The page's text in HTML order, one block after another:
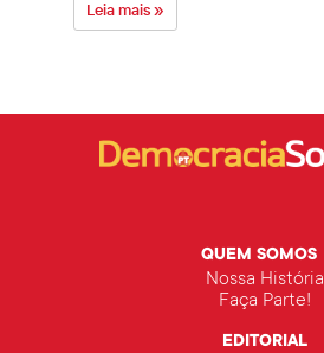
Leia mais »
QUEM SOMOS
Nossa História
Faça Parte!
EDITORIAL